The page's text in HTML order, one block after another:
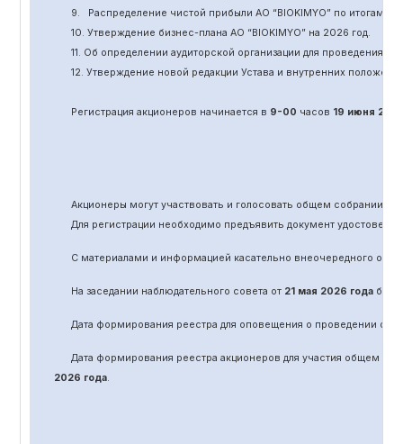
9.
Распределение чистой прибыли АО “BIOKIMYO”по итогам
10. Утверждение бизнес-плана АО “BIOKIMYO”на 2026 год.
11. Об определении аудиторской организации для проведения
12. Утверждение новой редакции Устава и внутренних
Регистрация акционеров начинается в 9-00 часов 19 июня 202
Акционеры могут участвовать и голосовать общем собрании
Для регистрации необходимо предъявить документ
С материалами и информацией касательно внеочередного
На заседании наблюдательного совета от 21 мая 2026 годабыло
Дата формирования реестра для оповещения о проведении
Дата формирования реестра акционеров для участия общем
2026 года.